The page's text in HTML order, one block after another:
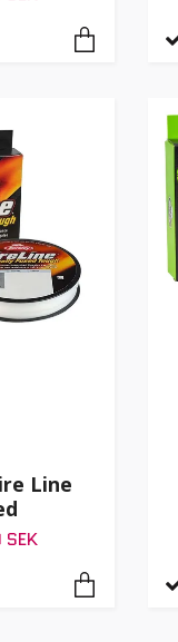
Line